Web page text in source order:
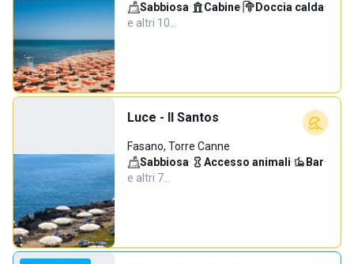
Sabbiosa· Cabine· Doccia calda·
e altri 10…
Luce - Il Santos
Fasano, Torre Canne
Sabbiosa· Accesso animali· Bar·
e altri 7…